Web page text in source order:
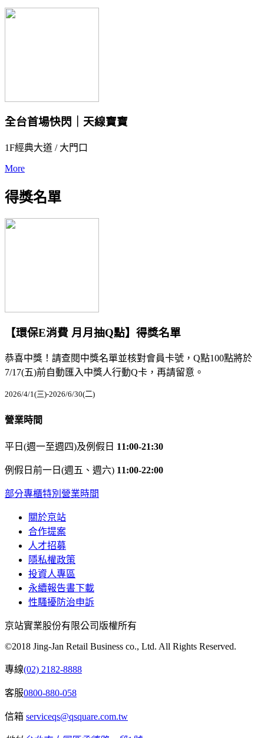
全台首場快閃｜天線寶寶
1F經典大道 / 大門口
More
得獎名單
【環保E消費 月月抽Q點】得獎名單
恭喜中獎！請查閱中獎名單並核對會員卡號，Q點100點將於
7/17(五)前自動匯入中獎人行動Q卡，再請留意。
2026/4/1(三)-2026/6/30(二)
營業時間
平日(週一至週四)及例假日 11:00-21:30
例假日前一日(週五、週六) 11:00-22:00
部分專櫃特別營業時間
關於京站
合作提案
人才招募
隱私權政策
投資人專區
永續報告書下載
性騷擾防治申訴
京站實業股份有限公司版權所有
©2018 Jing-Jan Retail Business co., Ltd. All Rights Reserved.
專線(02) 2182-8888
客服0800-880-058
信箱 serviceqs@qsquare.com.tw